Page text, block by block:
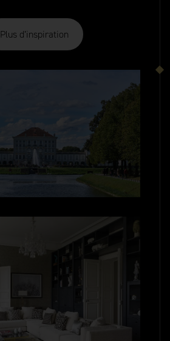
Plus d’inspiration